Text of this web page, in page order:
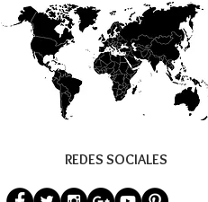
REDES SOCIALES